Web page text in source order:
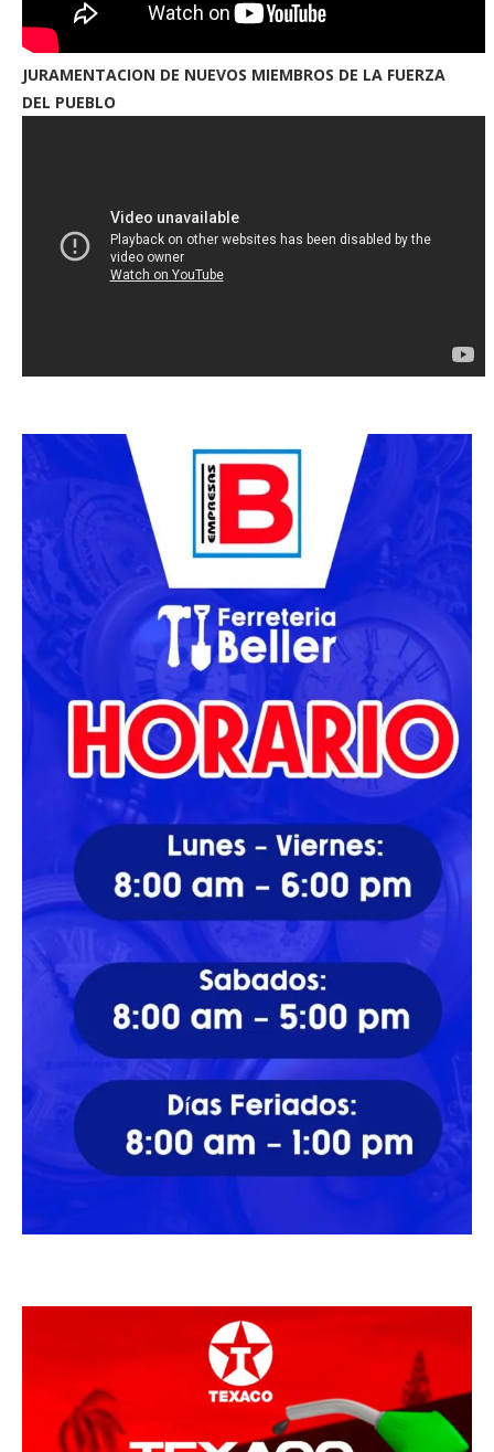
JURAMENTACION DE NUEVOS MIEMBROS DE LA FUERZA
DEL PUEBLO